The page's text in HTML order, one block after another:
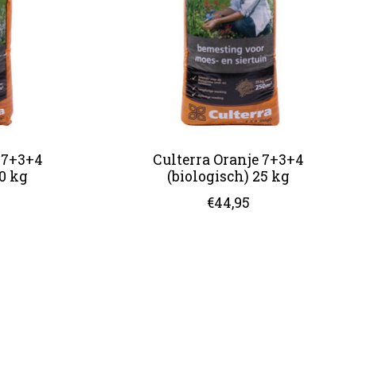
kg
Culterra Oranje 7+3+4
(biologisch) 25 kg
€44,95